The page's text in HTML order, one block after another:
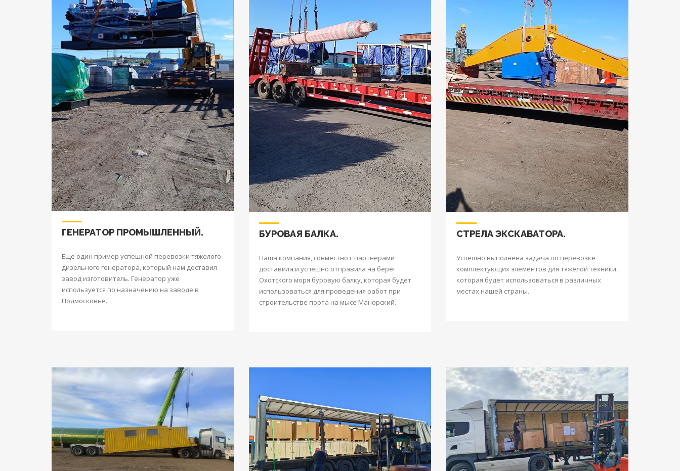
ГЕНЕРАТОР ПРОМЫШЛЕННЫЙ.
Еще один пример успешной перевозки тяжелого
дизельного генератора, который нам доставил
завод изготовитель. Генератор уже
используется по назначению на заводе в
Подмосковье.
БУРОВАЯ БАЛКА.
Наша компания, совместно с партнёрами
доставила и успешно отправила на берег
Охотского моря буровую балку, которая будет
использоваться для проведения работ при
строительстве порта на мысе Манорский.
СТРЕЛА ЭКСКАВАТОРА.
Успешно выполнена задача по перевозке
комплектующих элементов для тяжёлой техники,
которая будет использоваться в различных
местах нашей страны.